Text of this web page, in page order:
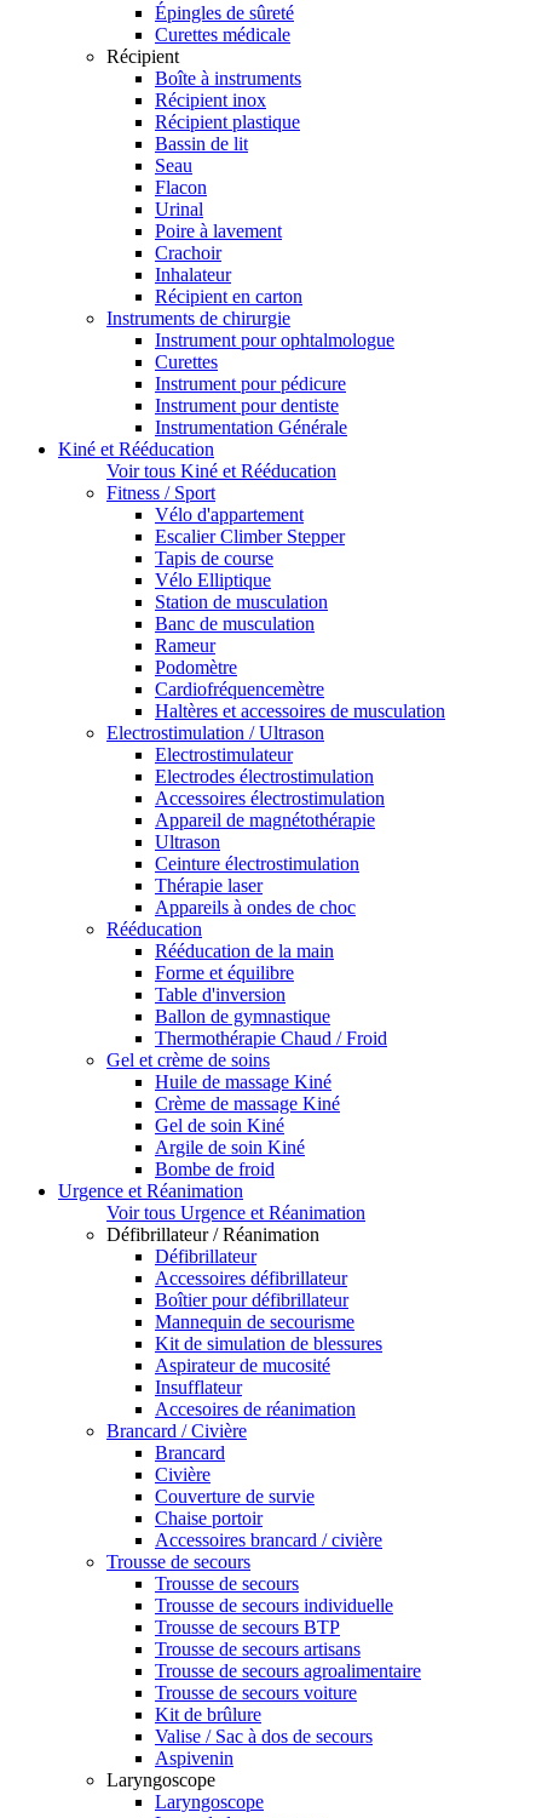
Épingles de sûreté
Curettes médicale
Récipient
Boîte à instruments
Récipient inox
Récipient plastique
Bassin de lit
Seau
Flacon
Urinal
Poire à lavement
Crachoir
Inhalateur
Récipient en carton
Instruments de chirurgie
Instrument pour ophtalmologue
Curettes
Instrument pour pédicure
Instrument pour dentiste
Instrumentation Générale
Kiné et Rééducation
Voir tous Kiné et Rééducation
Fitness / Sport
Vélo d'appartement
Escalier Climber Stepper
Tapis de course
Vélo Elliptique
Station de musculation
Banc de musculation
Rameur
Podomètre
Cardiofréquencemètre
Haltères et accessoires de musculation
Electrostimulation / Ultrason
Electrostimulateur
Electrodes électrostimulation
Accessoires électrostimulation
Appareil de magnétothérapie
Ultrason
Ceinture électrostimulation
Thérapie laser
Appareils à ondes de choc
Rééducation
Rééducation de la main
Forme et équilibre
Table d'inversion
Ballon de gymnastique
Thermothérapie Chaud / Froid
Gel et crème de soins
Huile de massage Kiné
Crème de massage Kiné
Gel de soin Kiné
Argile de soin Kiné
Bombe de froid
Urgence et Réanimation
Voir tous Urgence et Réanimation
Défibrillateur / Réanimation
Défibrillateur
Accessoires défibrillateur
Boîtier pour défibrillateur
Mannequin de secourisme
Kit de simulation de blessures
Aspirateur de mucosité
Insufflateur
Accesoires de réanimation
Brancard / Civière
Brancard
Civière
Couverture de survie
Chaise portoir
Accessoires brancard / civière
Trousse de secours
Trousse de secours
Trousse de secours individuelle
Trousse de secours BTP
Trousse de secours artisans
Trousse de secours agroalimentaire
Trousse de secours voiture
Kit de brûlure
Valise / Sac à dos de secours
Aspivenin
Laryngoscope
Laryngoscope